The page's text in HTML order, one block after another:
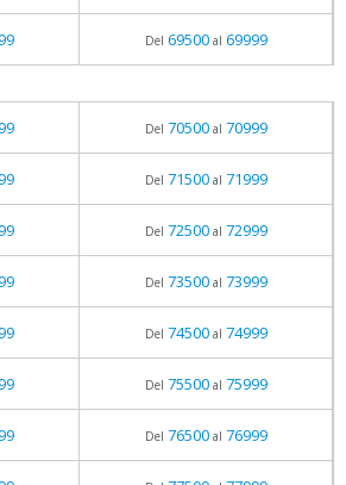
Del 69500al 69999
Del 70500al 70999
Del 71500al 71999
Del 72500al 72999
Del 73500al 73999
Del 74500al 74999
Del 75500al 75999
Del 76500al 76999